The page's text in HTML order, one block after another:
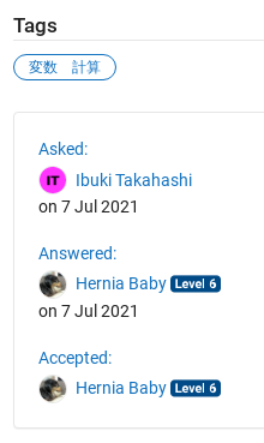
Tags
変数 計算
Asked:
Ibuki Takahashi
on 7 Jul 2021
Answered:
Hernia Baby
on 7 Jul 2021
Accepted:
Hernia Baby